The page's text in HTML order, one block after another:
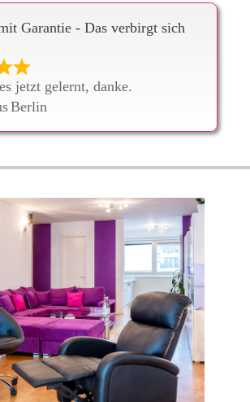
Garantie - Das verbirgt sich
jetzt gelernt, danke.
Berlin